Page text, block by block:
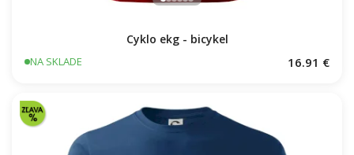
Cyklo ekg - bicykel
NA SKLADE 16.91 €